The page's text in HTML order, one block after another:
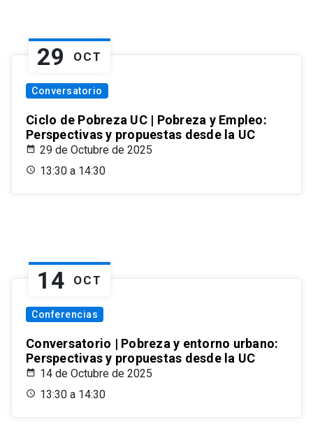
29 OCT
Conversatorio
Ciclo de Pobreza UC | Pobreza y Empleo:
Perspectivas y propuestas desde la UC
29 de Octubre de 2025
13:30 a 14:30
14 OCT
Conferencias
Conversatorio | Pobreza y entorno urbano:
Perspectivas y propuestas desde la UC
14 de Octubre de 2025
13:30 a 14:30